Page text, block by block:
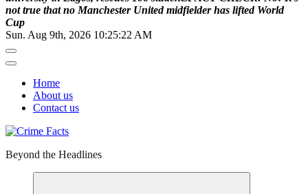
not true that no Manchester United midfielder has lifted World
Cup
Sun. Aug 9th, 2026 10:25:23 AM
Home
About us
Contact us
Beyond the Headlines